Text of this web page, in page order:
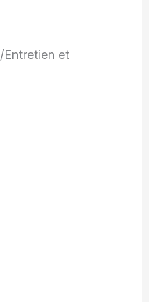
Entretien et